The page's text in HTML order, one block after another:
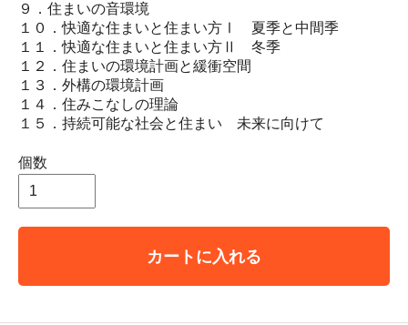
９．住まいの音環境
１０．快適な住まいと住まい方Ⅰ 夏季と中間季
１１．快適な住まいと住まい方Ⅱ 冬季
１２．住まいの環境計画と緩衝空間
１３．外構の環境計画
１４．住みこなしの理論
１５．持続可能な社会と住まい 未来に向けて
個数
カートに入れる